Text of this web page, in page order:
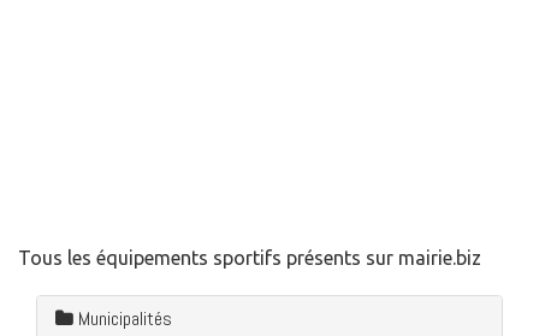
Tous les équipements sportifs présents sur mairie.biz
Municipalités